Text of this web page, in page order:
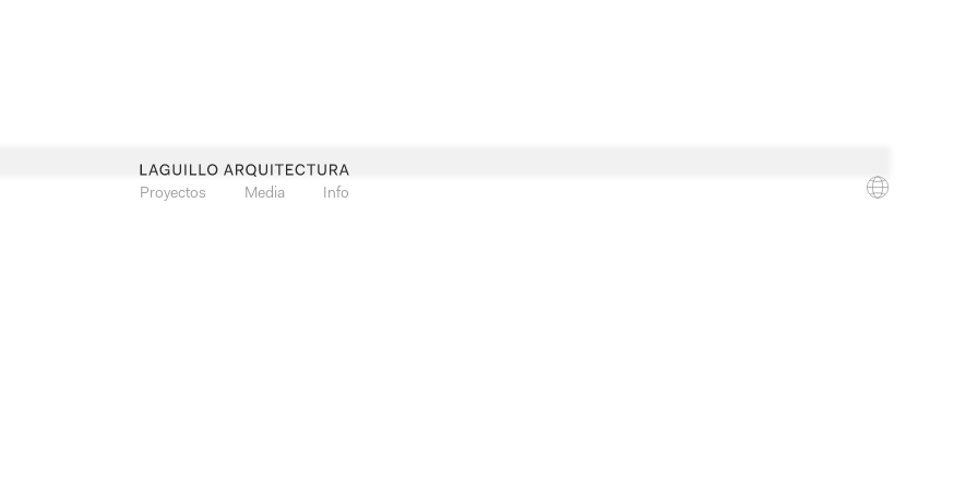
Proyectos Media Info